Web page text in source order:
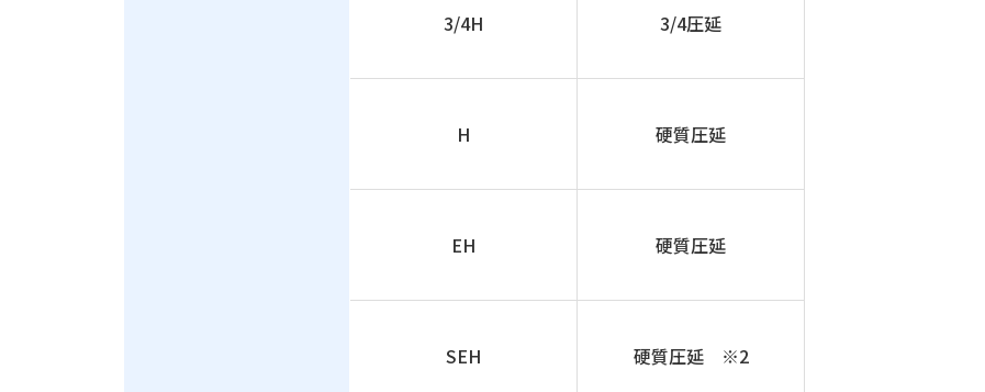
3/4H 3/4圧延
H 硬質圧延
EH 硬質圧延
SEH 硬質圧延 ※2